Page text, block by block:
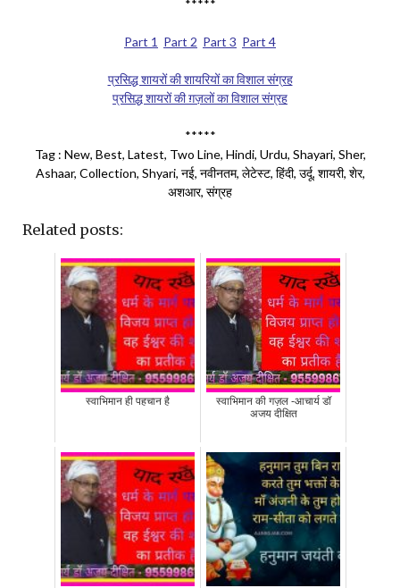
*****
Part 1 Part 2 Part 3 Part 4
प्रसिद्ध शायरों की शायरियों का विशाल संग्रह
प्रसिद्ध शायरों की ग़ज़लों का विशाल संग्रह
*****
Tag : New, Best, Latest, Two Line, Hindi, Urdu, Shayari, Sher,
Ashaar, Collection, Shyari, नई, नवीनतम, लेटेस्ट, हिंदी, उर्दू, शायरी, शेर,
अशआर, संग्रह
Related posts:
स्वाभिमान ही पहचान है
स्वाभिमान की गज़ल -आचार्य डॉ
अजय दीक्षित